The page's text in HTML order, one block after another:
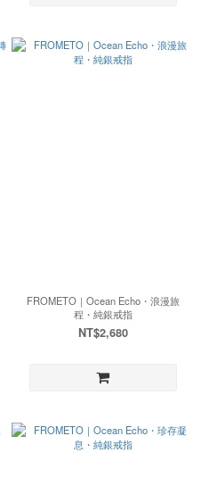
FROMETO｜Ocean Echo・浪漫旅
程・純銀戒指
NT$2,680